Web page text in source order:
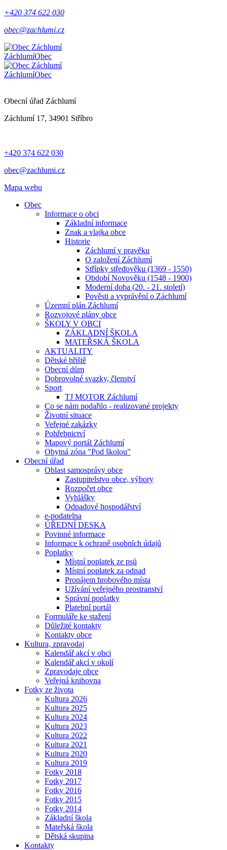
+420 374 622 030
obec@zachlumi.cz
ZáchlumíObec
ZáchlumíObec
Obecní úřad Záchlumí
Záchlumí 17, 34901 Stříbro
+420 374 622 030
obec@zachlumi.cz
Mapa webu
Obec
Informace o obci
Základní informace
Znak a vlajka obce
Historie
Záchlumí v pravěku
O založení Záchlumí
Střípky středověku (1369 - 1550)
Období Novověku (1548 - 1900)
Moderní doba (20. - 21. století)
Pověsti a vyprávění o Záchlumí
Územní plán Záchlumí
Rozvojové plány obce
ŠKOLY V OBCI
ZÁKLADNÍ ŠKOLA
MATEŘSKÁ ŠKOLA
AKTUALITY
Dětské hřiště
Obecní dům
Dobrovolné svazky, členství
Sport
TJ MOTOR Záchlumí
Co se nám podařilo - realizované projekty
Životní situace
Veřejné zakázky
Pohřebnictví
Mapový portál Záchlumí
Obytná zóna "Pod školou"
Obecní úřad
Oblast samosprávy obce
Zastupitelstvo obce, výbory
Rozpočet obce
Vyhlášky
Odpadové hospodářství
e-podatelna
ÚŘEDNÍ DESKA
Povinné informace
Informace k ochraně osobních údajů
Poplatky
Místní poplatek ze psů
Místní poplatek za odpad
Pronájem hrobového místa
Užívání veřejného prostranství
Správní poplatky
Platební portál
Formuláře ke stažení
Důležité kontakty
Kontakty obce
Kultura, zpravodaj
Kalendář akcí v obci
Kalendář akcí v okolí
Zpravodaje obce
Veřejná knihovna
Fotky ze života
Kultura 2026
Kultura 2025
Kultura 2024
Kultura 2023
Kultura 2022
Kultura 2021
Kultura 2020
Kultura 2019
Fotky 2018
Fotky 2017
Fotky 2016
Fotky 2015
Fotky 2014
Základní škola
Mateřská škola
Dětská skupina
Kontakty